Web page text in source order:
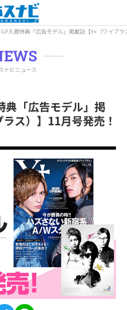
入賞特典「広告モデル」掲載誌【Y+（ワイプ
ナビニュース
典「広告モデル」掲
ス）】11月号発売！